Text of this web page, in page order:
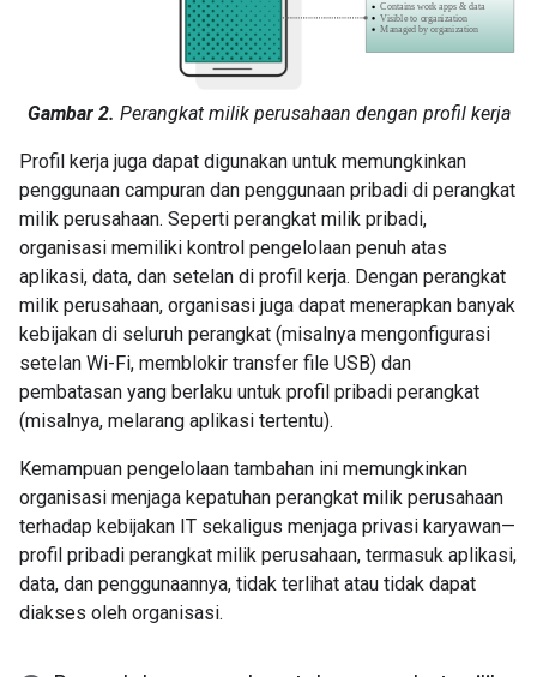
Gambar 2. Perangkat milik perusahaan dengan profil kerja
Profil kerja juga dapat digunakan untuk memungkinkan
penggunaan campuran dan penggunaan pribadi di perangkat
milik perusahaan. Seperti perangkat milik pribadi,
organisasi memiliki kontrol pengelolaan penuh atas
aplikasi, data, dan setelan di profil kerja. Dengan perangkat
milik perusahaan, organisasi juga dapat menerapkan banyak
kebijakan di seluruh perangkat (misalnya mengonfigurasi
setelan Wi-Fi, memblokir transfer file USB) dan
pembatasan yang berlaku untuk profil pribadi perangkat
(misalnya, melarang aplikasi tertentu).
Kemampuan pengelolaan tambahan ini memungkinkan
organisasi menjaga kepatuhan perangkat milik perusahaan
terhadap kebijakan IT sekaligus menjaga privasi karyawan—
profil pribadi perangkat milik perusahaan, termasuk aplikasi,
data, dan penggunaannya, tidak terlihat atau tidak dapat
diakses oleh organisasi.